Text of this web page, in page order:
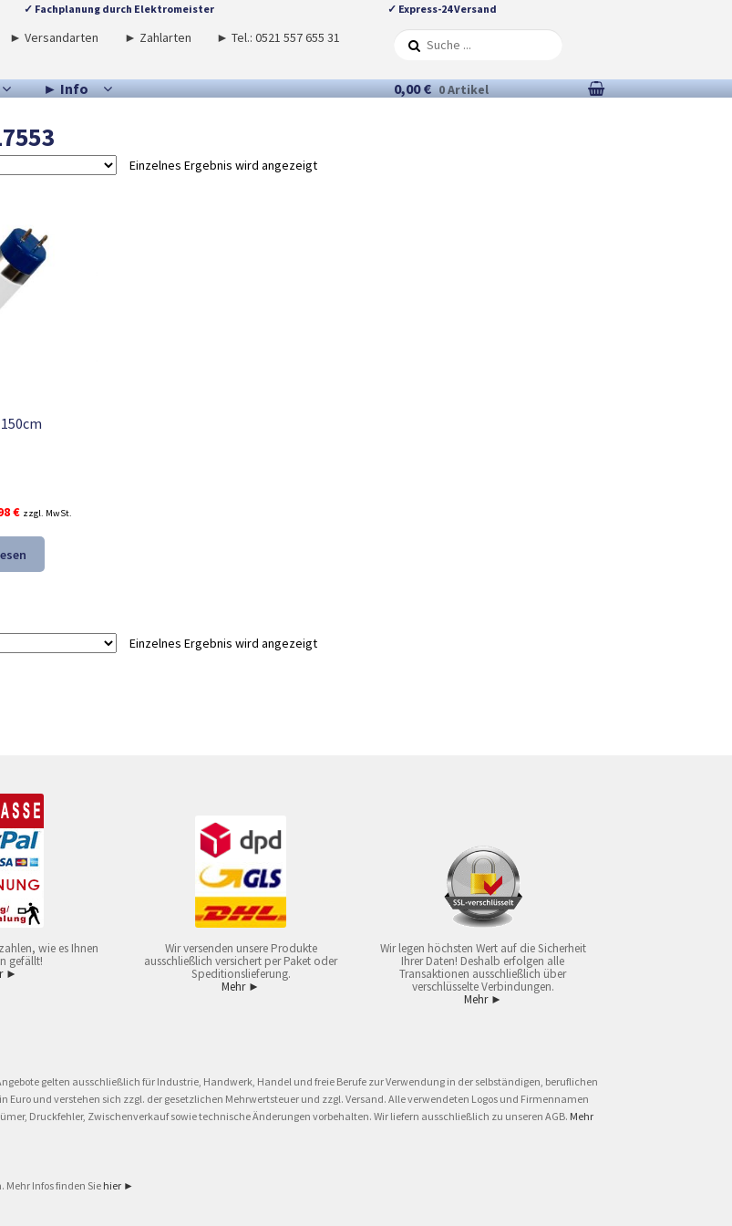
✓ Fachplanung durch Elektromeister ✓ Express-24 Versand
► Versandarten ► Zahlarten ► Tel.: 0521 557 655 31
► Info 0,00 € 0 Artikel
Einzelnes Ergebnis wird angezeigt
€
€Aktueller
ist:
19,98 €.
zzgl. MwSt.
Einzelnes Ergebnis wird angezeigt
wie es Ihnen
gefällt!
►
Wir versenden unsere Produkte
ausschließlich versichert per Paket oder
Speditionslieferung.
Mehr ►
Wir legen höchsten Wert auf die Sicherheit
Ihrer Daten! Deshalb erfolgen alle
Transaktionen ausschließlich über
verschlüsselte Verbindungen.
Mehr ►
gelten ausschließlich für Industrie, Handwerk, Handel und freie Berufe zur Verwendung in der selbständigen, beruflichen
Euro und verstehen sich zzgl. der gesetzlichen Mehrwertsteuer und zzgl. Versand. Alle verwendeten Logos und Firmennamen
Druckfehler, Zwischenverkauf sowie technische Änderungen vorbehalten. Wir liefern ausschließlich zu unseren AGB. Mehr
Mehr Infos finden Sie hier ►